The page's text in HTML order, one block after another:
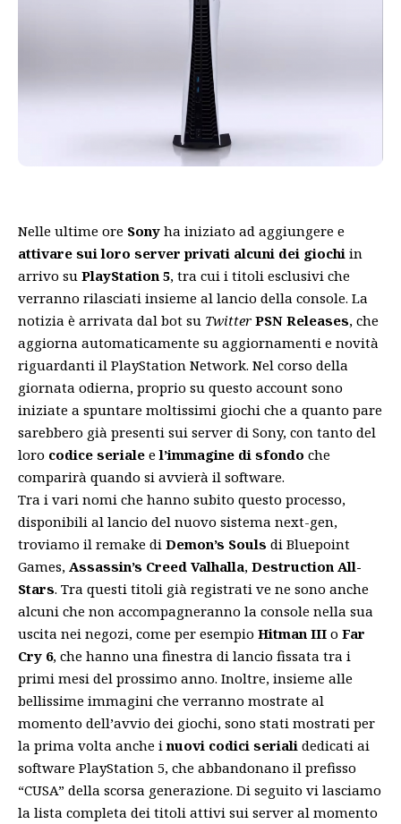
Nelle ultime ore Sony ha iniziato ad aggiungere e
attivare sui loro server privati alcuni dei giochi in
arrivo su PlayStation 5, tra cui i titoli esclusivi che
verranno rilasciati insieme al lancio della console. La
notizia è arrivata dal bot su Twitter PSN Releases, che
aggiorna automaticamente su aggiornamenti e novità
riguardanti il PlayStation Network. Nel corso della
giornata odierna, proprio su questo account sono
iniziate a spuntare moltissimi giochi che a quanto pare
sarebbero già presenti sui server di Sony, con tanto del
loro codice seriale el’immagine di sfondo che
comparirà quando si avvierà il software.
Tra i vari nomi che hanno subito questo processo,
disponibili al lancio del nuovo sistema next-gen,
troviamo il remake di Demon’s Souls di Bluepoint
Games, Assassin’s Creed Valhalla, Destruction All-
Stars. Tra questi titoli già registrati ve ne sono anche
alcuni che non accompagneranno la console nella sua
uscita nei negozi, come per esempio Hitman III o Far
Cry 6, che hanno una finestra di lancio fissata tra i
primi mesi del prossimo anno. Inoltre, insieme alle
bellissime immagini che verranno mostrate al
momento dell’avvio dei giochi, sono stati mostrati per
la prima volta anche inuovi codici seriali dedicati ai
software PlayStation 5, che abbandonano il prefisso
“CUSA” della scorsa generazione. Di seguito vi lasciamo
la lista completa dei titoli attivi sui server al momento